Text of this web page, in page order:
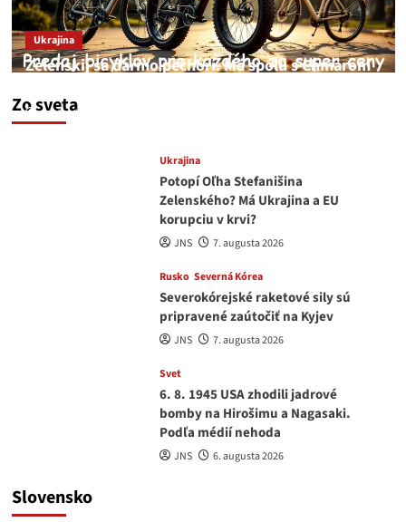
Zo sveta
Ukrajina
Zelenskij sa darmo pechorí. Má spolu s Chmarom
medvedar
Ukrajina
Potopí Oľha Stefanišina
Zelenského? Má Ukrajina a EU
korupciu v krvi?
JNS 7. augusta 2026
Rusko Severná Kórea
Severokórejské raketové sily sú
pripravené zaútočiť na Kyjev
JNS 7. augusta 2026
Svet
6. 8. 1945 USA zhodili jadrové
bomby na Hirošimu a Nagasaki.
Podľa médií nehoda
JNS 6. augusta 2026
Slovensko